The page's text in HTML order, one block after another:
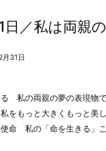
日／私は両親
31日
私の両親の夢の表現物
をもっと大きくもっと美
命 私の「命を生きる」